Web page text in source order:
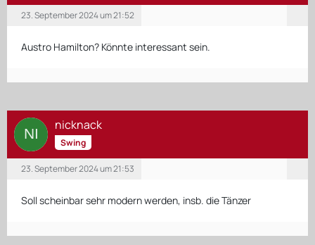
23. September 2024 um 21:52
Austro Hamilton? Könnte interessant sein.
nicknack
Swing
23. September 2024 um 21:53
Soll scheinbar sehr modern werden, insb. die Tänzer